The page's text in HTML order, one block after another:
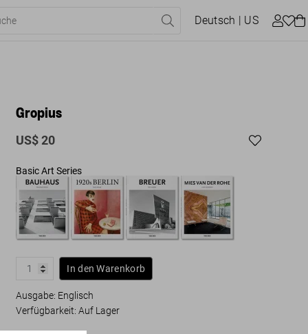
Deutsch | US
Gropius
US$ 20
Basic Art Series
In den Warenkorb
Ausgabe: Englisch
Verfügbarkeit:Auf Lager